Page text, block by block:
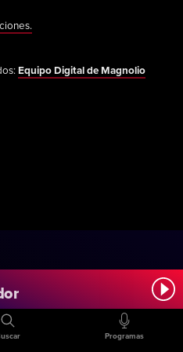
Programas
Equipo Digital de Magnolio